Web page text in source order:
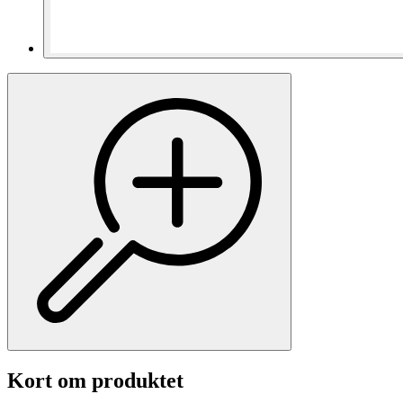
Kort om produktet